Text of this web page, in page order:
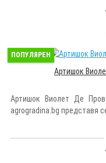
ПОПУЛЯРЕН
Артишок
Артишок Виолет Де
agrogradina.bg представя